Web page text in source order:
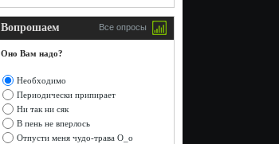
Вопрошаем Все опросы
Оно Вам надо?
Необходимо
Периодически припирает
Ни так ни сяк
В пень не вперлось
Отпусти меня чудо-трава О_о